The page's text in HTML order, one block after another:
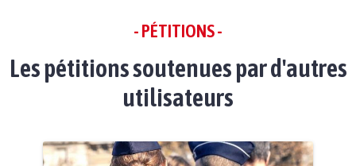
- PÉTITIONS -
Les pétitions soutenues par d'autres
utilisateurs